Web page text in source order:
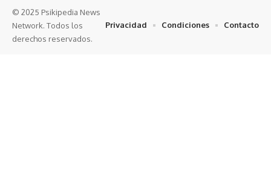
© 2025 Psikipedia News
Network. Todos los
derechos reservados.
Privacidad Condiciones Contacto